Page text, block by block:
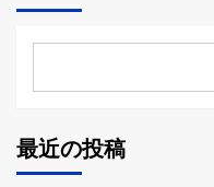
最近の投稿